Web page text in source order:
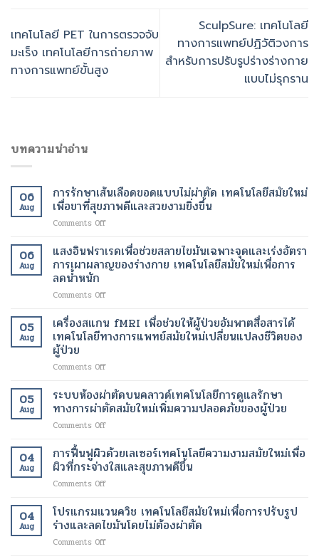
เทคโนโลยี PET ในการตรวจจับ
มะเร็ง เทคโนโลยีการถ่ายภาพ
ทางการแพทย์ขั้นสูง
SculpSure: เทคโนโลยี
ทางการแพทย์ปฏิวัติวงการ
สำหรับการปรับรูปร่างร่างกาย
แบบไม่รุกราน
บทความน่าอ่าน
06
Aug
การรักษาเส้นเลือดขอดแบบไม่ผ่าตัด เทคโนโลยีสมัยใหม่
เพื่อขาที่สุขภาพดีและสวยงามยิ่งขึ้น
Comments Offon
รักษา
เส้นเลือด
ขอด
ไม่
เทคโนโลยี
สมัย
ใหม่
ขา
สุขภาพ
ดี
และ
ขึ้น
06
Aug
แสงอินฟราเรดเพื่อช่วยสลายไขมันเฉพาะจุดและเร่งอัตรา
การเผาผลาญของร่างกาย เทคโนโลยีสมัยใหม่เพื่อการ
ลดน้ำหนัก
Comments Offon
อินฟราเรด
เพื่อ
ช่วย
ไข
เฉพาะ
จุด
และ
เร่ง
การ
เผา
เทคโนโลยี
สมัย
ใหม่
05
Aug
เครื่องสแกน fMRI เพื่อช่วยให้ผู้ป่วยอัมพาตสื่อสารได้
เทคโนโลยีทางการแพทย์สมัยใหม่เปลี่ยนแปลงชีวิตของ
ผู้ป่วย
Comments Offon
สแกน
fMRI
เพื่อ
ช่วย
ผู้
ป่วย
เทคโนโลยี
ทางการ
05
Aug
ระบบห้องผ่าตัดบนคลาวด์เทคโนโลยีการดูแลรักษา
ทางการผ่าตัดสมัยใหม่เพิ่มความปลอดภัยของผู้ป่วย
Comments Offon
ห้อง
ผ่าตัด
บน
คลา
เทคโนโลยี
การ
04
Aug
การฟื้นฟูผิวด้วยเลเซอร์เทคโนโลยีความงามสมัยใหม่เพื่อ
ผิวที่กระจ่างใสและสุขภาพดีขึ้น
Comments Offon
ฟื้นฟู
ผิว
ด้วย
เลเซอร์
04
Aug
โปรแกรมแวนควิช เทคโนโลยีสมัยใหม่เพื่อการปรับรูป
ร่างและลดไขมันโดยไม่ต้องผ่าตัด
Comments Offon